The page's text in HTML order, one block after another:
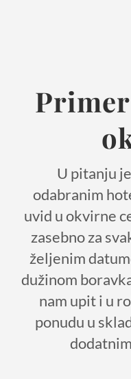
U pitanju
odabranim
uvid u okvirne
zasebno za
željenim
dužinom
nam upit i u
ponudu u